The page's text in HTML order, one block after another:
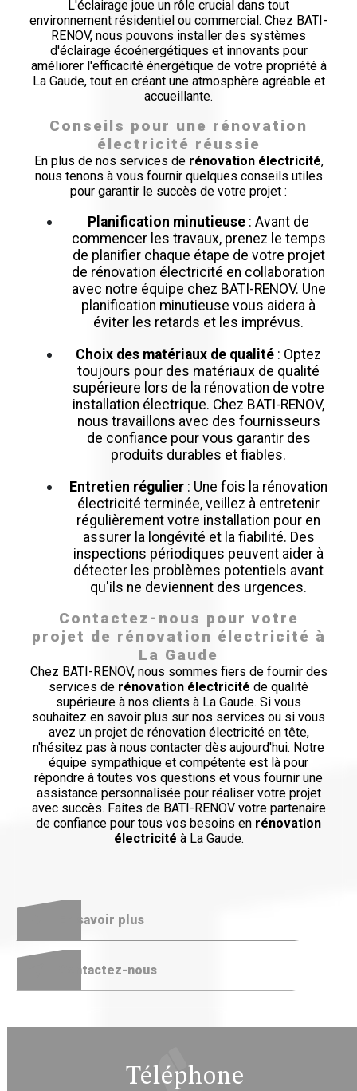
L'éclairage joue un rôle crucial dans tout
environnement résidentiel ou commercial. Chez BATI-
RENOV, nous pouvons installer des systèmes
d'éclairage écoénergétiques et innovants pour
améliorer l'efficacité énergétique de votre propriété à
La Gaude, tout en créant une atmosphère agréable et
accueillante.
Conseils pour une rénovation
électricité réussie
En plus de nos services de rénovation électricité,
nous tenons à vous fournir quelques conseils utiles
pour garantir le succès de votre projet :
Planification minutieuse : Avant de
commencer les travaux, prenez le temps
de planifier chaque étape de votre projet
de rénovation électricité en collaboration
avec notre équipe chez BATI-RENOV. Une
planification minutieuse vous aidera à
éviter les retards et les imprévus.
Choix des matériaux de qualité : Optez
toujours pour des matériaux de qualité
supérieure lors de la rénovation de votre
installation électrique. Chez BATI-RENOV,
nous travaillons avec des fournisseurs
de confiance pour vous garantir des
produits durables et fiables.
Entretien régulier : Une fois la rénovation
électricité terminée, veillez à entretenir
régulièrement votre installation pour en
assurer la longévité et la fiabilité. Des
inspections périodiques peuvent aider à
détecter les problèmes potentiels avant
qu'ils ne deviennent des urgences.
Contactez-nous pour votre
projet de rénovation électricité à
La Gaude
Chez BATI-RENOV, nous sommes fiers de fournir des
services de rénovation électricité de qualité
supérieure à nos clients à La Gaude. Si vous
souhaitez en savoir plus sur nos services ou si vous
avez un projet de rénovation électricité en tête,
n'hésitez pas à nous contacter dès aujourd'hui. Notre
équipe sympathique et compétente est là pour
répondre à toutes vos questions et vous fournir une
assistance personnalisée pour réaliser votre projet
avec succès. Faites de BATI-RENOV votre partenaire
de confiance pour tous vos besoins en rénovation
électricité à La Gaude.
En savoir plus
Contactez-nous
Téléphone